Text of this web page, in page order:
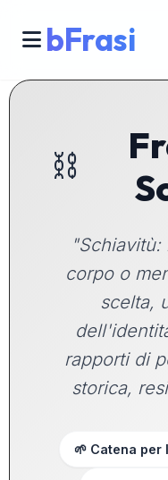
bFrasi
⛓️
corpo o
scelta,
rapporti di
storica,
🌱 Catena